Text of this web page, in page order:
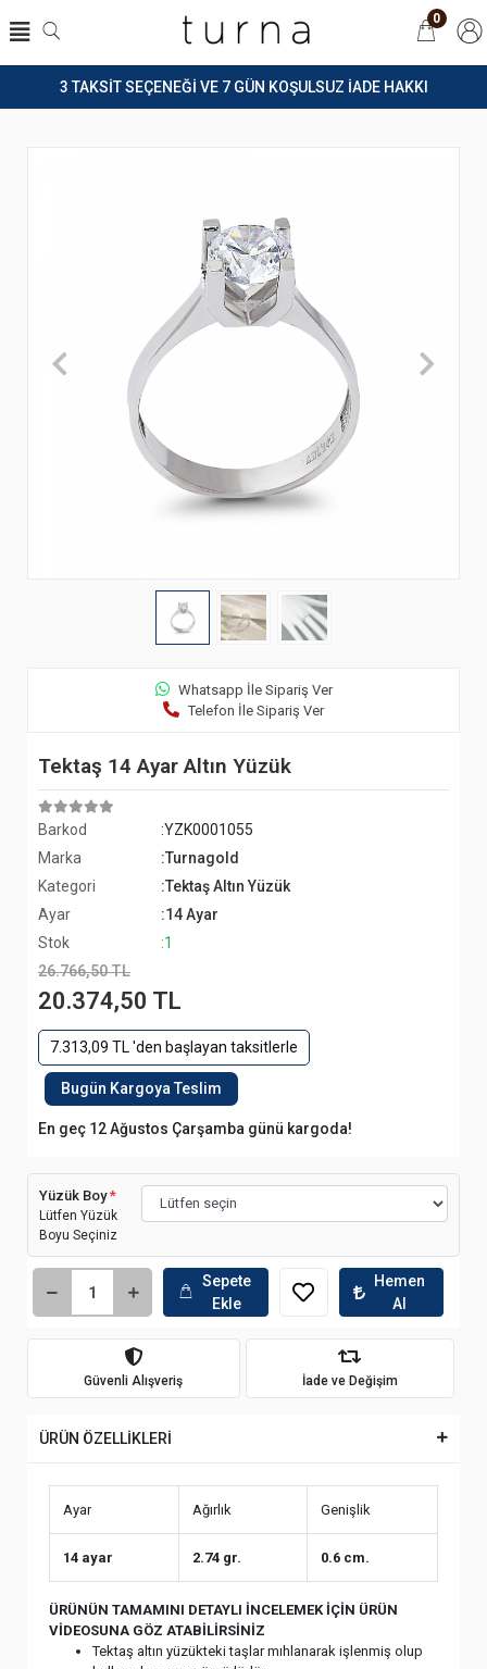
3 TAKSİT SEÇENEĞİ VE 7 GÜN KOŞULSUZ İADE HAKKI
0
Whatsapp İle Sipariş Ver
Telefon İle Sipariş Ver
Tektaş 14 Ayar Altın Yüzük
Barkod
:YZK0001055
Marka
:Turnagold
Kategori
:Tektaş Altın Yüzük
Ayar
:14 Ayar
Stok
:1
26.766,50 TL
20.374,50 TL
7.313,09 TL 'den başlayan taksitlerle
Bugün Kargoya Teslim
En geç 12 Ağustos Çarşamba günü kargoda!
Yüzük Boy*
Lütfen Yüzük
Boyu Seçiniz
Sepete
Ekle
Hemen
Al
Güvenli Alışveriş İade ve Değişim
ÜRÜN ÖZELLİKLERİ
Ayar Ağırlık Genişlik
14 ayar 2.74 gr. 0.6 cm.
ÜRÜNÜN TAMAMINI DETAYLI İNCELEMEK İÇİN ÜRÜN
VİDEOSUNA GÖZ ATABİLİRSİNİZ
Tektaş altın yüzükteki taşlar mıhlanarak işlenmiş olup